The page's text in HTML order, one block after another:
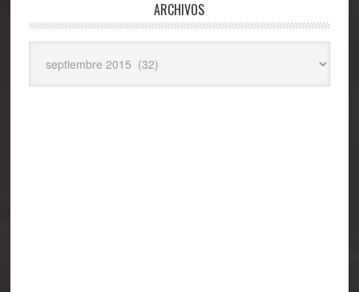
ARCHIVOS